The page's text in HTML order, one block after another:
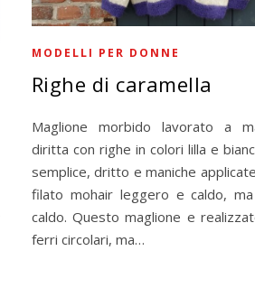
MODELLI PER DONNE
Righe di caramella
Maglione morbido lavorato a
diritta con righe in colori lilla e
semplice, dritto e maniche
filato mohair leggero e caldo,
caldo. Questo maglione e
ferri circolari, ma…